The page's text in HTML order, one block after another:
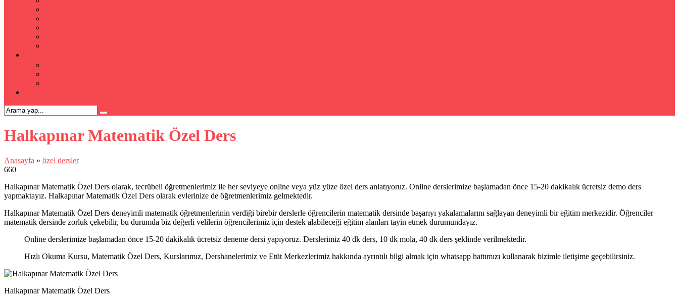
Halkapınar Matematik Özel Ders
Anasayfa » özel dersler
660
Halkapınar Matematik Özel Ders olarak, tecrübeli öğretmenlerimiz ile her seviyeye online veya yüz yüze özel ders anlatıyoruz. Online derslerimize başlamadan önce 15-20 dakikalık ücretsiz demo ders
yapmaktayız. Halkapınar Matematik Özel Ders olarak evlerinize de öğretmenlerimiz gelmektedir.
Halkapınar Matematik Özel Ders deneyimli matematik öğretmenlerinin verdiği birebir derslerle öğrencilerin matematik dersinde başarıyı yakalamalarını sağlayan deneyimli bir eğitim merkezidir. Öğrenciler
matematik dersinde zorluk çekebilir, bu durumda biz değerli velilerin öğrencilerimiz için destek alabileceği eğitim alanları tayin etmek durumundayız.
Online derslerimize başlamadan önce 15-20 dakikalık ücretsiz deneme dersi yapıyoruz. Derslerimiz 40 dk ders, 10 dk mola, 40 dk ders şeklinde verilmektedir.
Hızlı Okuma Kursu, Matematik Özel Ders, Kurslarımız, Dershanelerimiz ve Etüt Merkezlerimiz hakkında ayrıntılı bilgi almak için whatsapp hattımızı kullanarak bizimle iletişime geçebilirsiniz.
Halkapınar Matematik Özel Ders